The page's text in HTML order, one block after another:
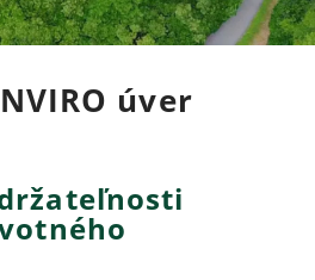
úver